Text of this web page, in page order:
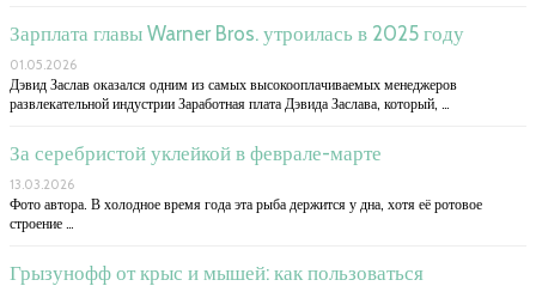
Зарплата главы Warner Bros. утроилась в 2025 году
01.05.2026
Дэвид Заслав оказался одним из самых высокооплачиваемых менеджеров
развлекательной индустрии Заработная плата Дэвида Заслава, который, …
За серебристой уклейкой в феврале-марте
13.03.2026
Фото автора. В холодное время года эта рыба держится у дна, хотя её ротовое
строение …
Грызунофф от крыс и мышей: как пользоваться